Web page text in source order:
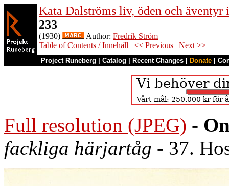
Kata Dalströms liv, öden och
233
(1930) Author: Fredrik Ström
Table of Contents / Innehåll | << Previous | Next >>
Project Runeberg Catalog Recent Changes Donate
Full resolution (JPEG) -
fackliga härjartåg - 37.